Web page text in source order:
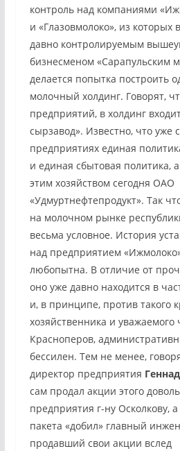
контроль над компаниями
и «Глазовмолоко», из которых
давно контролируемым
бизнесменом «Сарапульским
делается попытка построить
молочный холдинг. Говорят,
предприятий, в холдинг
сырзавод». Известно, что уже
предприятиях единая
и единая сбытовая политика,
этим хозяйством сегодня ОАО
«Удмуртнефтепродукт». Так
на молочном рынке
весьма условное. История
над предприятием
любопытна. В отличие от
оно уже давно находится в
и, в принципе, против такого
хозяйственника и уважаемого
Красноперов,
бессилен. Тем не менее,
директор предприятия
сам продал акции этого
предприятия г-ну Осколкову,
пакета «добил» главный
продавший свои акции вслед